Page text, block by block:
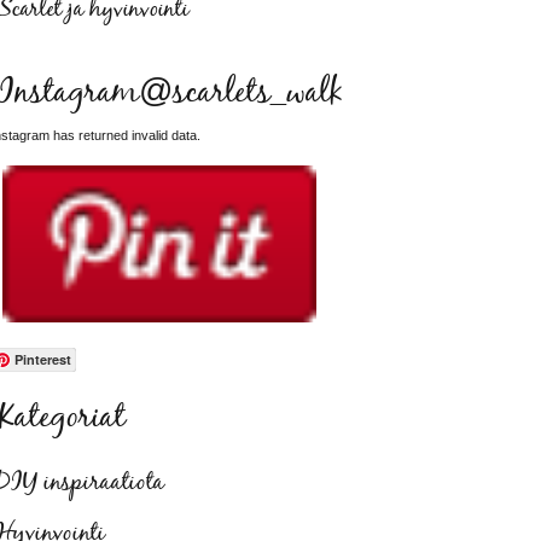
Scarlet ja hyvinvointi
Instagram@scarlets_walk
has returned invalid data.
Pinterest
Kategoriat
inspiraatiota